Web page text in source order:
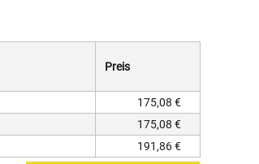
Preis
175,08 €
175,08 €
191,86 €